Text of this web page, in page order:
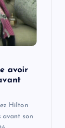
avoir
Hilton
avant son